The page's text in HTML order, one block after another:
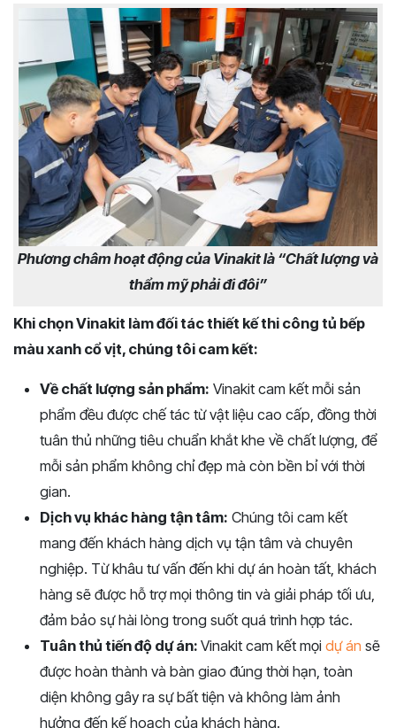
Phương châm hoạt động của Vinakit là “Chất lượng và
thẩm mỹ phải đi đôi”
Khi chọn Vinakit làm đối tác thiết kế thi công tủ bếp
màu xanh cổ vịt, chúng tôi cam kết:
Về chất lượng sản phẩm: Vinakit cam kết mỗi sản
phẩm đều được chế tác từ vật liệu cao cấp, đồng thời
tuân thủ những tiêu chuẩn khắt khe về chất lượng, để
mỗi sản phẩm không chỉ đẹp mà còn bền bỉ với thời
gian.
Dịch vụ khác hàng tận tâm: Chúng tôi cam kết
mang đến khách hàng dịch vụ tận tâm và chuyên
nghiệp. Từ khâu tư vấn đến khi dự án hoàn tất, khách
hàng sẽ được hỗ trợ mọi thông tin và giải pháp tối ưu,
đảm bảo sự hài lòng trong suốt quá trình hợp tác.
Tuân thủ tiến độ dự án: Vinakit cam kết mọi dự án sẽ
được hoàn thành và bàn giao đúng thời hạn, toàn
diện không gây ra sự bất tiện và không làm ảnh
hưởng đến kế hoạch của khách hàng.